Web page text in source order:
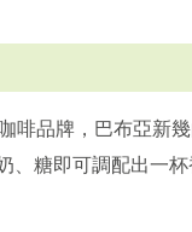
啡品牌，巴布亞新
糖即可調配出一杯